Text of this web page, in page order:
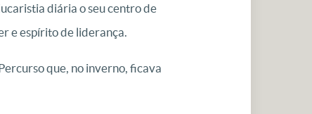
diária o seu centro de
e espírito de liderança.
que, no inverno, ficava